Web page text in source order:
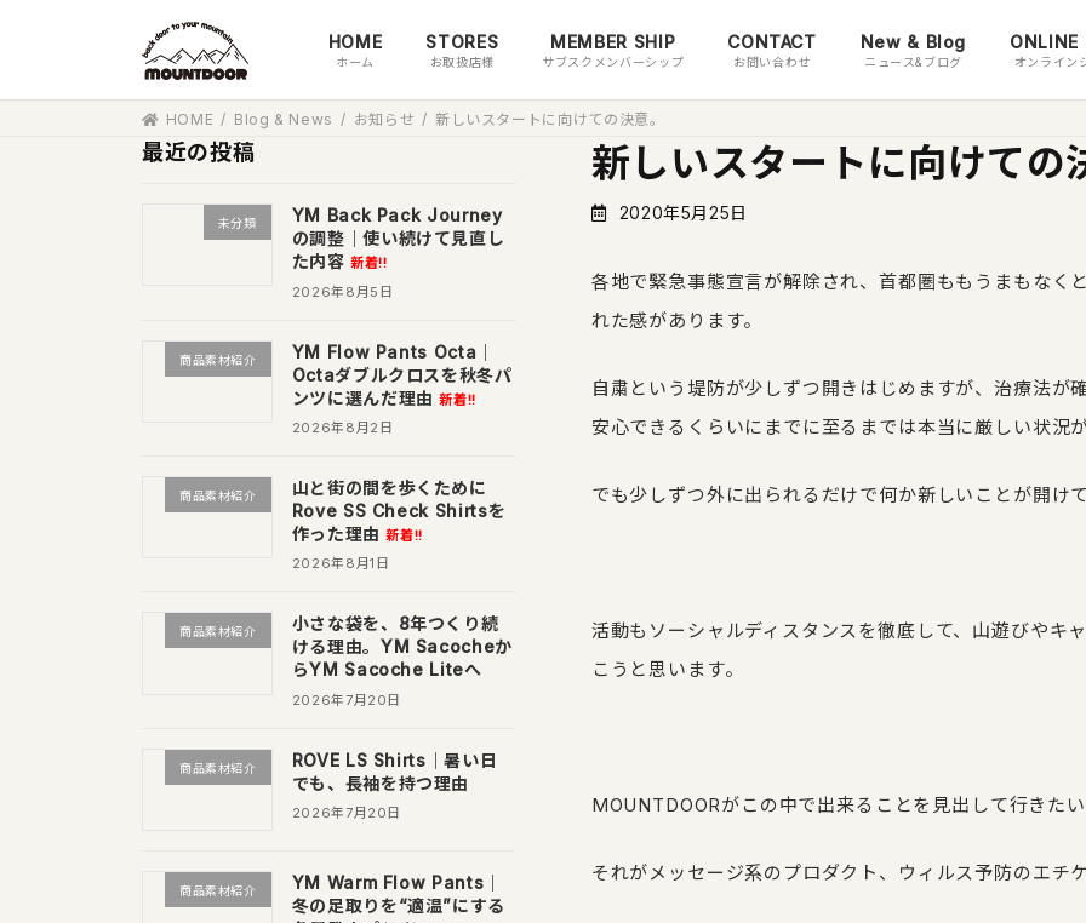
ン
ー
HOME
ホーム
STORES
お取扱店様
MEMBER SHIP
サブスクメンバーシップ
CONTACT
お問い合わせ
New & Blog
ニュース&ブログ
ONLINE
オンライン
HOME Blog & News お知らせ 新しいスタートに向けての決意。
新しいスタートに向けての
2020年5月25日
各地で緊急事態宣言が解除され、首都圏ももうまもなく
れた感があります。
自粛という堤防が少しずつ開きはじめますが、治療法が
安心できるくらいにまでに至るまでは本当に厳しい状況
でも少しずつ外に出られるだけで何か新しいことが開け
活動もソーシャルディスタンスを徹底して、山遊びやキ
こうと思います。
MOUNTDOORがこの中で出来ることを見出して行きたい
それがメッセージ系のプロダクト、ウィルス予防のエチ
最近の投稿
未分類
YM Back Pack Journey
の調整｜使い続けて見直し
た内容 新着!!
2026年8月5日
商品素材紹介
YM Flow Pants Octa｜
Octaダブルクロスを秋冬パ
ンツに選んだ理由 新着!!
2026年8月2日
商品素材紹介
山と街の間を歩くために
Rove SS Check Shirtsを
作った理由 新着!!
2026年8月1日
商品素材紹介
小さな袋を、8年つくり続
ける理由。YM Sacocheか
らYM Sacoche Liteへ
2026年7月20日
商品素材紹介
ROVE LS Shirts｜暑い日
でも、長袖を持つ理由
2026年7月20日
商品素材紹介
YM Warm Flow Pants｜
冬の足取りを“適温”にする